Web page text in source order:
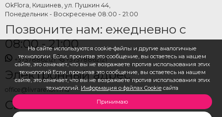
На сайте используются cookie-файлы и другие аналогичные
технологии. Если, прочитав это сообщение, вы остаетесь на нашем
сайте, это означает, что вы не возражаете против использования этих
технологий.Если, прочитав это сообщение, вы остаетесь на нашем
сайте, это означает, что вы не возражаете против использования этих
технологий. Информация о файлах Cookie сайта
Принимаю
OkFlora, Кишинев, ул. Пушкин 44,
Понедельник - Воскресенье 08:00 - 21:00
Позвоните нам: ежедневно с
08:00 - 21:00
+37378862121 +37378862121
Электронный адрес
office@livrareflori.md
Свяжитесь с нами: